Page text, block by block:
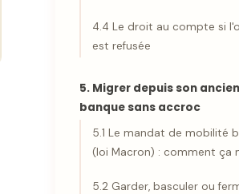
4.4 Le droit au compte si
est refusée
5. Migrer depuis son
banque sans accroc
5.1 Le mandat de mobilité
(loi Macron) : comment ça
5.2 Garder, basculer ou